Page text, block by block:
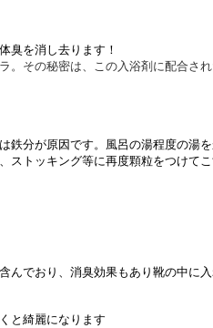
臭を消し去ります！
。その秘密は、この入浴剤に配合さ
鉄分が原因です。風呂の湯程度の湯
ストッキング等に再度顆粒をつけて
んでおり、消臭効果もあり靴の中に入
と綺麗になります